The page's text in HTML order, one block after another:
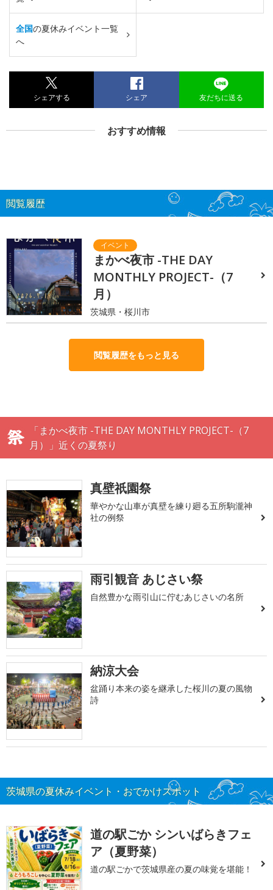
全国の夏休みイベント一覧
へ
シェアする シェア 友だちに送る
おすすめ情報
閲覧履歴
まかべ夜市 -THE DAY
MONTHLY PROJECT-（7
月）
茨城県・桜川市
閲覧履歴をもっと見る
「まかべ夜市 -THE DAY MONTHLY PROJECT-（7
月）」近くの夏祭り
真壁祇園祭
華やかな山車が真壁を練り廻る五所駒瀧神
社の例祭
雨引観音 あじさい祭
自然豊かな雨引山に佇むあじさいの名所
納涼大会
盆踊り本来の姿を継承した桜川の夏の風物
詩
茨城県の夏休みイベント・おでかけスポット
道の駅ごか シンいばらきフェ
ア（夏野菜）
道の駅ごかで茨城県産の夏の味覚を堪能！